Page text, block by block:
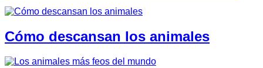
Cómo descansan los animales